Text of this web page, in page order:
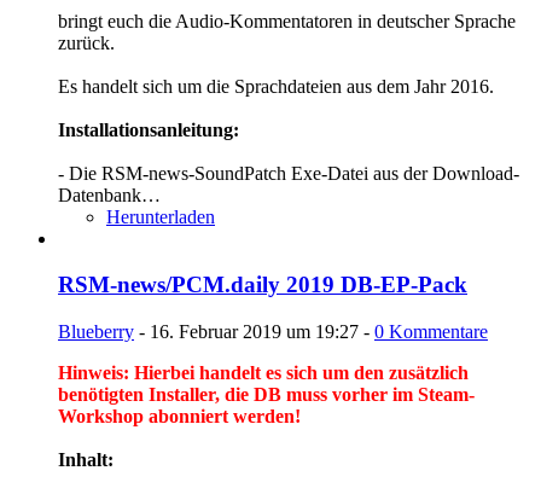
bringt euch die Audio-Kommentatoren in deutscher Sprache
zurück.
Es handelt sich um die Sprachdateien aus dem Jahr 2016.
Installationsanleitung:
- Die RSM-news-SoundPatch Exe-Datei aus der Download-
Datenbank…
Herunterladen
RSM-news/PCM.daily 2019 DB-EP-Pack
Blueberry - 16. Februar 2019 um 19:27 - 0 Kommentare
Hinweis: Hierbei handelt es sich um den zusätzlich
benötigten Installer, die DB muss vorher im Steam-
Workshop abonniert werden!
Inhalt: